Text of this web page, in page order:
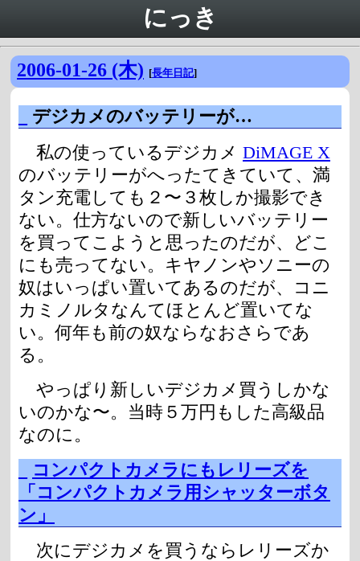
にっき
2006-01-26 (木) [長年日記]
デジカメのバッテリーが…
私の使っているデジカメ DiMAGE X
のバッテリーがへったてきていて、満
タン充電しても２〜３枚しか撮影でき
ない。仕方ないので新しいバッテリー
を買ってこようと思ったのだが、どこ
にも売ってない。キヤノンやソニーの
奴はいっぱい置いてあるのだが、コニ
カミノルタなんてほとんど置いてな
い。何年も前の奴ならなおさらであ
る。
やっぱり新しいデジカメ買うしかな
いのかな〜。当時５万円もした高級品
なのに。
コンパクトカメラにもレリーズを
「コンパクトカメラ用シャッターボタ
ン」
次にデジカメを買うならレリーズか